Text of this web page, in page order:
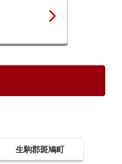
生駒郡斑鳩町